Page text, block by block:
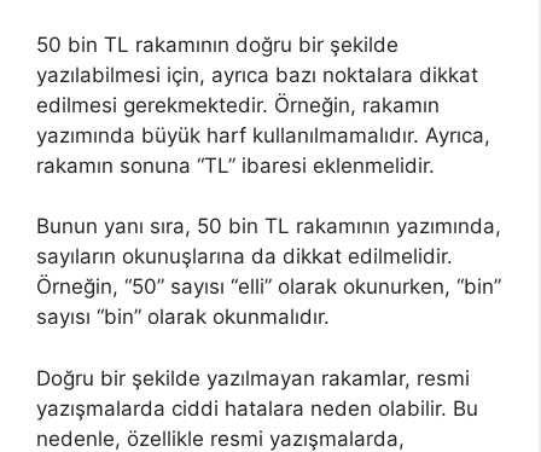
50 bin TL rakamının doğru bir şekilde
yazılabilmesi için, ayrıca bazı noktalara dikkat
edilmesi gerekmektedir. Örneğin, rakamın
yazımında büyük harf kullanılmamalıdır. Ayrıca,
rakamın sonuna “TL” ibaresi eklenmelidir.
Bunun yanı sıra, 50 bin TL rakamının yazımında,
sayıların okunuşlarına da dikkat edilmelidir.
Örneğin, “50” sayısı “elli” olarak okunurken, “bin”
sayısı “bin” olarak okunmalıdır.
Doğru bir şekilde yazılmayan rakamlar, resmi
yazışmalarda ciddi hatalara neden olabilir. Bu
nedenle, özellikle resmi yazışmalarda,